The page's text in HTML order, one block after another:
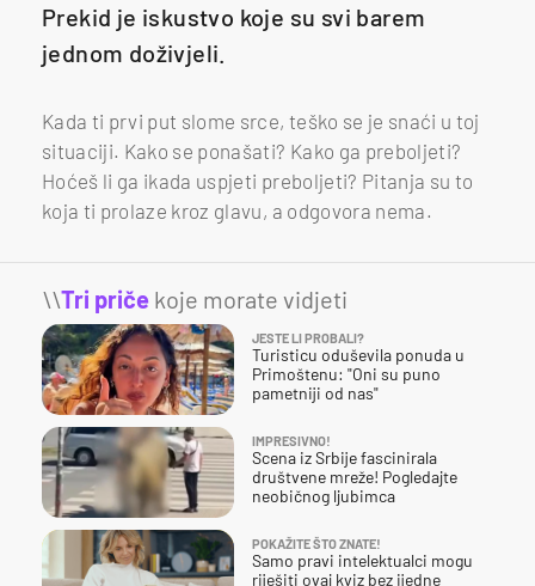
Prekid je iskustvo koje su svi barem
jednom doživjeli.
Kada ti prvi put slome srce, teško se je snaći u toj
situaciji. Kako se ponašati? Kako ga preboljeti?
Hoćeš li ga ikada uspjeti preboljeti? Pitanja su to
koja ti prolaze kroz glavu, a odgovora nema.
\\Tri priče koje morate vidjeti
JESTE LI PROBALI?
Turisticu oduševila ponuda u
Primoštenu: "Oni su puno
pametniji od nas"
IMPRESIVNO!
Scena iz Srbije fascinirala
društvene mreže! Pogledajte
neobičnog ljubimca
POKAŽITE ŠTO ZNATE!
Samo pravi intelektualci mogu
riješiti ovaj kviz bez ijedne